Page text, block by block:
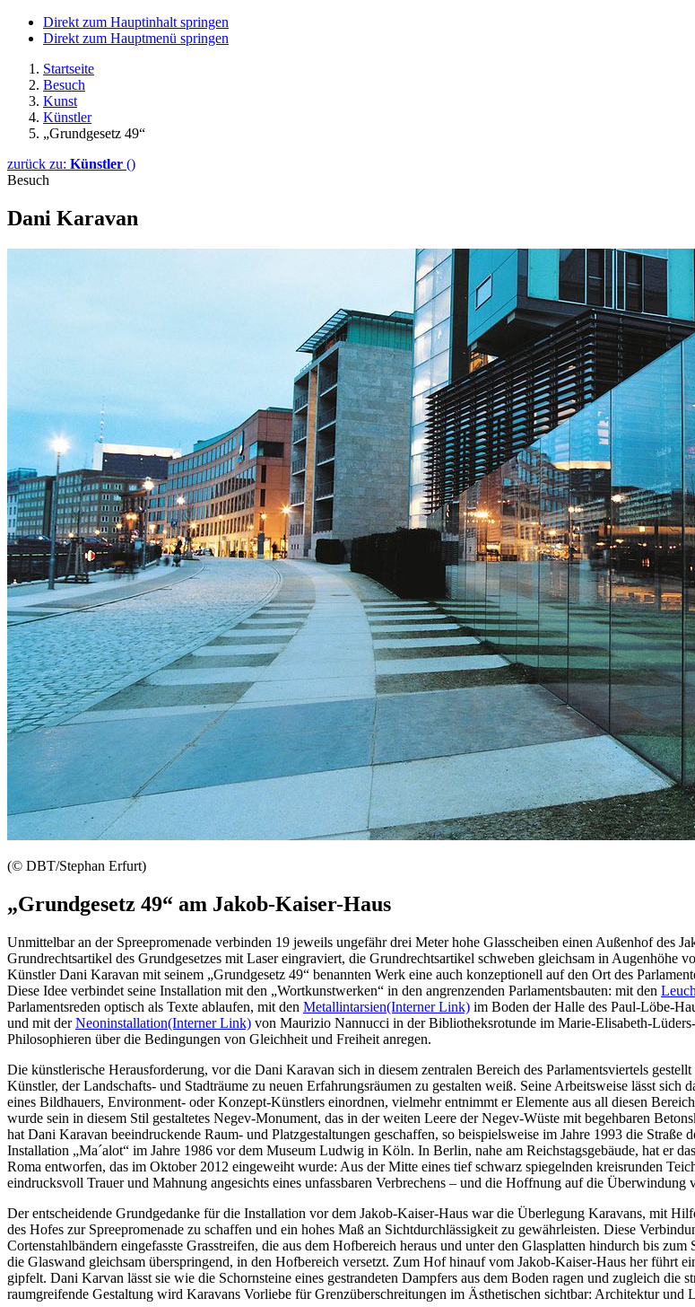
Direkt zum Hauptinhalt springen
Direkt zum Hauptmenü springen
Startseite
Besuch
Kunst
Künstler
„Grundgesetz 49“
zurück zu: Künstler ()
Besuch
Dani Karavan
(© DBT/Stephan Erfurt)
„Grundgesetz 49“ am Jakob-Kaiser-Haus
Unmittelbar an der Spreepromenade verbinden 19 jeweils ungefähr drei Meter hohe Glasscheiben einen Außenhof des
Grundrechtsartikel des Grundgesetzes mit Laser eingraviert, die Grundrechtsartikel schweben gleichsam in Augenhöhe
Künstler Dani Karavan mit seinem „Grundgesetz 49“ benannten Werk eine auch konzeptionell auf den Ort des
Diese Idee verbindet seine Installation mit den „Wortkunstwerken“ in den angrenzenden Parlamentsbauten: mit den
Parlamentsreden optisch als Texte ablaufen, mit den Metallintarsien(Interner Link) im Boden der Halle des Paul-Löbe-
und mit derNeoninstallation(Interner Link) von Maurizio Nannucci in der Bibliotheksrotunde im Marie-Elisabeth-
Philosophieren über die Bedingungen von Gleichheit und Freiheit anregen.
Die künstlerische Herausforderung, vor die Dani Karavan sich in diesem zentralen Bereich des Parlamentsviertels
Künstler, der Landschafts- und Stadträume zu neuen Erfahrungsräumen zu gestalten weiß. Seine Arbeitsweise lässt
eines Bildhauers, Environment- oder Konzept-Künstlers einordnen, vielmehr entnimmt er Elemente aus all diesen
wurde sein in diesem Stil gestaltetes Negev-Monument, das in der weiten Leere der Negev-Wüste mit begehbaren
hat Dani Karavan beeindruckende Raum- und Platzgestaltungen geschaffen, so beispielsweise im Jahre 1993 die
Installation „Ma´alot“ im Jahre 1986 vor dem Museum Ludwig in Köln. In Berlin, nahe am Reichstagsgebäude, hat er
Roma entworfen, das im Oktober 2012 eingeweiht wurde: Aus der Mitte eines tief schwarz spiegelnden kreisrunden
eindrucksvoll Trauer und Mahnung angesichts eines unfassbaren Verbrechens – und die Hoffnung auf die
Der entscheidende Grundgedanke für die Installation vor dem Jakob-Kaiser-Haus war die Überlegung Karavans, mit
des Hofes zur Spreepromenade zu schaffen und ein hohes Maß an Sichtdurchlässigkeit zu gewährleisten. Diese
Cortenstahlbändern eingefasste Grasstreifen, die aus dem Hofbereich heraus und unter den Glasplatten hindurch bis
die Glaswand gleichsam überspringend, in den Hofbereich versetzt. Zum Hof hinauf vom Jakob-Kaiser-Haus her führt
gipfelt. Dani Karvan lässt sie wie die Schornsteine eines gestrandeten Dampfers aus dem Boden ragen und zugleich
raumgreifende Gestaltung wird Karavans Vorliebe für Grenzüberschreitungen im Ästhetischen sichtbar: Architektur und